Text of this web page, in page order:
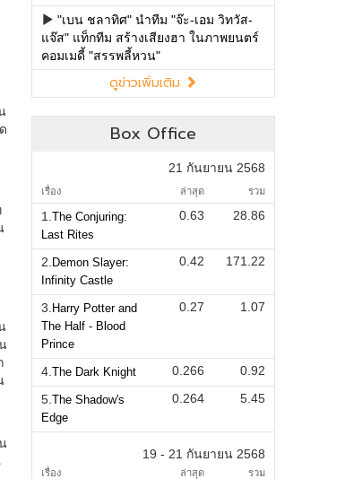
"เบน ชลาทิศ" นำทีม "จ๊ะ-เอม วิทวัส-
แจ๊ส" แท็กทีม สร้างเสียงฮา ในภาพยนตร์
คอมเมดี้ "สรรพลี้หวน"
ดูข่าวเพิ่มเติม
Box Office
21 กันยายน 2568
เรื่อง ล่าสุด รวม
1. The Conjuring:
Last Rites
0.63 28.86
2. Demon Slayer:
Infinity Castle
0.42 171.22
3. Harry Potter and
The Half - Blood
Prince
0.27 1.07
4. The Dark Knight 0.266
0.92
5. The Shadow's
Edge
0.264 5.45
19 - 21 กันยายน 2568
เรื่อง ล่าสุด รวม